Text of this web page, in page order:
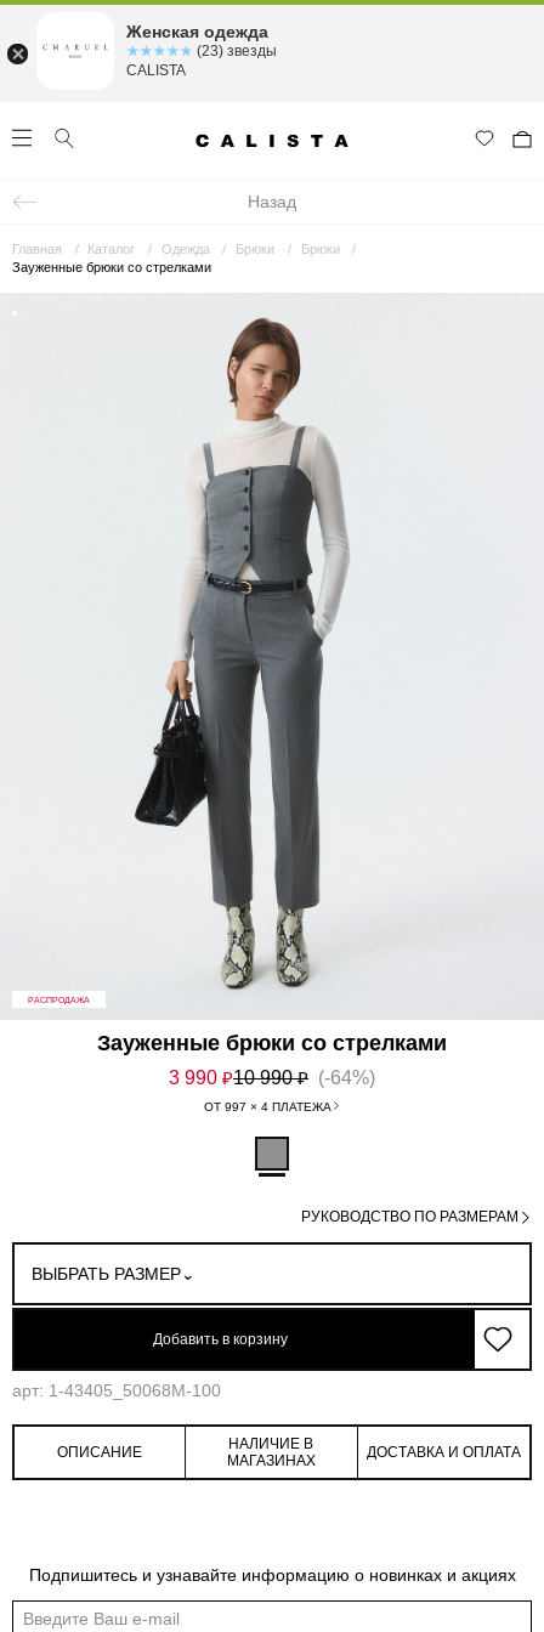
Назад
Главная Каталог Одежда Брюки
Брюки
Зауженные брюки со стрелками
РАСПРОДАЖА
Зауженные брюки со стрелками
3 990 ₽10 990₽ (-64%)
ОТ 997 × 4 ПЛАТЕЖА
ВЫБРАТЬ РАЗМЕР
РУКОВОДСТВО ПО РАЗМЕРАМ
Добавить в корзину
арт: 1-43405_50068M-100
Обмеры изделия Таблица размеров
ОПИСАНИЕ
НАЛИЧИЕ В
МАГАЗИНАХ
ДОСТАВКА И ОПЛАТА
Подпишитесь и узнавайте информацию о новинках и акциях
Женская одежда
☆☆☆☆☆
★★★★★ (23) звезды
CALISTA